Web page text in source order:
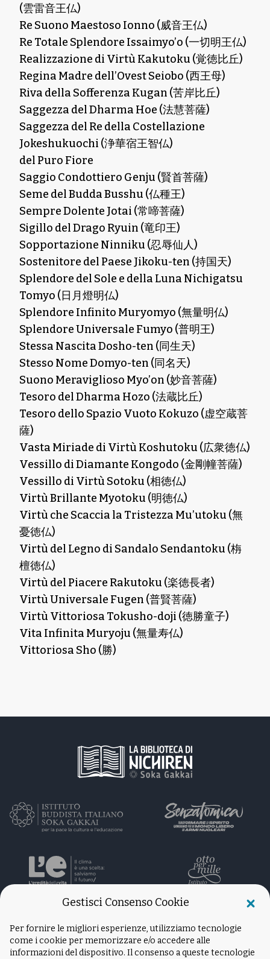
(雲雷音王仏)
Re Suono Maestoso Ionno (威音王仏)
Re Totale Splendore Issaimyo’o (一切明王仏)
Realizzazione di Virtù Kakutoku (覚徳比丘)
Regina Madre dell’Ovest Seiobo (西王母)
Riva della Sofferenza Kugan (苦岸比丘)
Saggezza del Dharma Hoe (法慧菩薩)
Saggezza del Re della Costellazione
Jokeshukuochi (浄華宿王智仏)
del Puro Fiore
Saggio Condottiero Genju (賢首菩薩)
Seme del Budda Busshu (仏種王)
Sempre Dolente Jotai (常啼菩薩)
Sigillo del Drago Ryuin (竜印王)
Sopportazione Ninniku (忍辱仙人)
Sostenitore del Paese Jikoku-ten (持国天)
Splendore del Sole e della Luna Nichigatsu
Tomyo (日月燈明仏)
Splendore Infinito Muryomyo (無量明仏)
Splendore Universale Fumyo (普明王)
Stessa Nascita Dosho-ten (同生天)
Stesso Nome Domyo-ten (同名天)
Suono Meraviglioso Myo’on (妙音菩薩)
Tesoro del Dharma Hozo (法蔵比丘)
Tesoro dello Spazio Vuoto Kokuzo (虚空蔵菩
薩)
Vasta Miriade di Virtù Koshutoku (広衆徳仏)
Vessillo di Diamante Kongodo (金剛幢菩薩)
Vessillo di Virtù Sotoku (相徳仏)
Virtù Brillante Myotoku (明徳仏)
Virtù che Scaccia la Tristezza Mu’utoku (無
憂徳仏)
Virtù del Legno di Sandalo Sendantoku (栴
檀徳仏)
Virtù del Piacere Rakutoku (楽徳長者)
Virtù Universale Fugen (普賢菩薩)
Virtù Vittoriosa Tokusho-doji (徳勝童子)
Vita Infinita Muryoju (無量寿仏)
Vittoriosa Sho (勝)
Gestisci Consenso Cookie
Per fornire le migliori esperienze, utilizziamo tecnologie
come i cookie per memorizzare e/o accedere alle
informazioni del dispositivo. Il consenso a queste tecnologie